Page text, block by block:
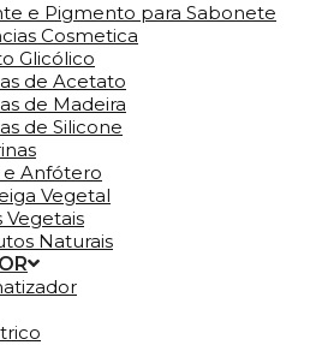
e Pigmento para Sabonete
Cosmetica
Glicólico
de Acetato
de Madeira
de Silicone
e Anfótero
Vegetal
Vegetais
Naturais